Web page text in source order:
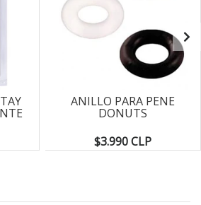
ANILLO PARA PENE
DONUTS
$3.990 CLP